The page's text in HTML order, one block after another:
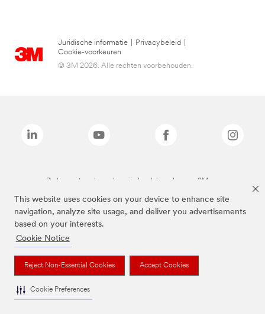
This website uses cookies on your device to enhance site
navigation, analyze site usage, and deliver you advertisements
based on your interests.
Cookie Notice
Reject Non-Essential Cookies Accept Cookies
Cookie Preferences
Juridische informatie Privacybeleid
Cookie-voorkeuren
© 3M 2026. Alle rechten voorbehouden.
De bovenstaande merken zijn handelsmerken van 3M.we